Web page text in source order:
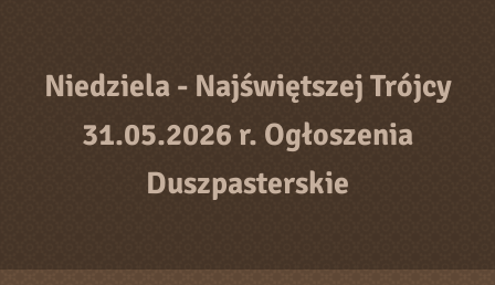
Niedziela - Najświętszej Trójcy
31.05.2026 r. Ogłoszenia
Duszpasterskie